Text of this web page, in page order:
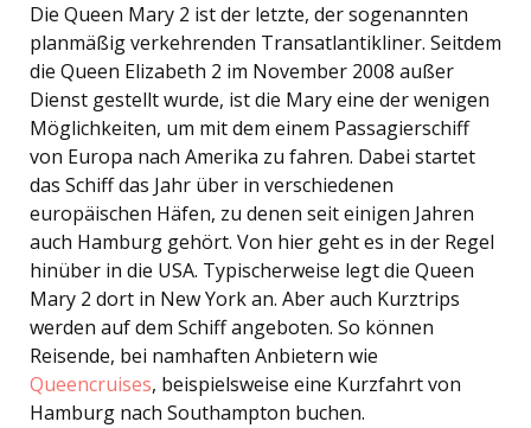
Die Queen Mary 2 ist der letzte, der sogenannten
planmäßig verkehrenden Transatlantikliner. Seitdem
die Queen Elizabeth 2 im November 2008 außer
Dienst gestellt wurde, ist die Mary eine der wenigen
Möglichkeiten, um mit dem einem Passagierschiff
von Europa nach Amerika zu fahren. Dabei startet
das Schiff das Jahr über in verschiedenen
europäischen Häfen, zu denen seit einigen Jahren
auch Hamburg gehört. Von hier geht es in der Regel
hinüber in die USA. Typischerweise legt die Queen
Mary 2 dort in New York an. Aber auch Kurztrips
werden auf dem Schiff angeboten. So können
Reisende, bei namhaften Anbietern wie
Queencruises, beispielsweise eine Kurzfahrt von
Hamburg nach Southampton buchen.